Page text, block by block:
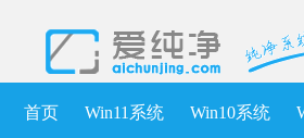
首页 Win11系统 Win10系统